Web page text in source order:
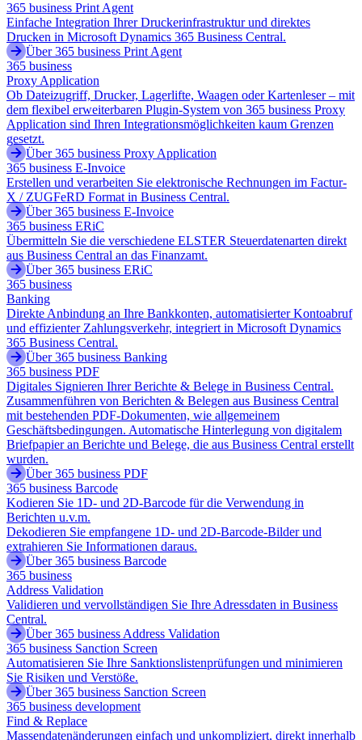
365 business Print Agent
Einfache Integration Ihrer Druckerinfrastruktur und direktes
Drucken in Microsoft Dynamics 365 Business Central.
Über 365 business Print Agent
365 business
Proxy Application
Ob Dateizugriff, Drucker, Lagerlifte, Waagen oder Kartenleser – mit
dem flexibel erweiterbaren Plugin-System von 365 business Proxy
Application sind Ihren Integrationsmöglichkeiten kaum Grenzen
gesetzt.
Über 365 business Proxy Application
365 business E-Invoice
Erstellen und verarbeiten Sie elektronische Rechnungen im Factur-
X / ZUGFeRD Format in Business Central.
Über 365 business E-Invoice
365 business ERiC
Übermitteln Sie die verschiedene ELSTER Steuerdatenarten direkt
aus Business Central an das Finanzamt.
Über 365 business ERiC
365 business
Banking
Direkte Anbindung an Ihre Bankkonten, automatisierter Kontoabruf
und effizienter Zahlungsverkehr, integriert in Microsoft Dynamics
365 Business Central.
Über 365 business Banking
365 business PDF
Digitales Signieren Ihrer Berichte & Belege in Business Central.
Zusammenführen von Berichten & Belegen aus Business Central
mit bestehenden PDF-Dokumenten, wie allgemeinem
Geschäftsbedingungen. Automatische Hinterlegung von digitalem
Briefpapier an Berichte und Belege, die aus Business Central erstellt
wurden.
Über 365 business PDF
365 business Barcode
Kodieren Sie 1D- und 2D-Barcode für die Verwendung in
Berichten u.v.m.
Dekodieren Sie empfangene 1D- und 2D-Barcode-Bilder und
extrahieren Sie Informationen daraus.
Über 365 business Barcode
365 business
Address Validation
Validieren und vervollständigen Sie Ihre Adressdaten in Business
Central.
Über 365 business Address Validation
365 business Sanction Screen
Automatisieren Sie Ihre Sanktionslistenprüfungen und minimieren
Sie Risiken und Verstöße.
Über 365 business Sanction Screen
365 business development
Find & Replace
Massendatenänderungen einfach und unkompliziert, direkt innerhalb